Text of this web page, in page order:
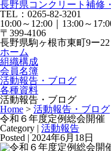
長野県コンクリート補修
TEL：0265-82-3201
10:00～12:00｜13:00～
〒399-4106
長野県駒ヶ根市東町9ー22
ホーム
組織構成
会員名簿
活動報告・ブログ
各種資料
活動報告・ブログ
Home > 活動報告・ブログ
令和６年度定例総会開催
Category | 活動報告
Posted | 2024年6月18日